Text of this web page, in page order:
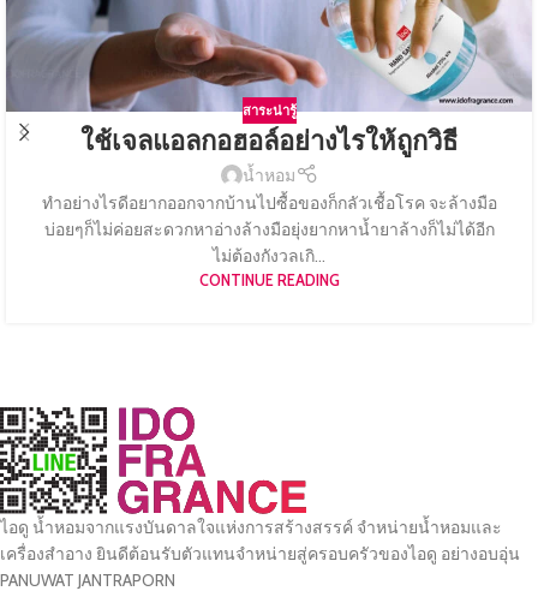
สาระน่ารู้
ใช้เจลแอลกอฮอล์อย่างไรให้ถูกวิธี
น้ำหอม
ทำอย่างไรดีอยากออกจากบ้านไปซื้อของก็กลัวเชื้อโรค จะล้างมือ
บ่อยๆก็ไม่ค่อยสะดวกหาอ่างล้างมือยุ่งยากหาน้ำยาล้างก็ไม่ได้อีก
ไม่ต้องกังวลเกิ...
CONTINUE READING
ไอดู น้ำหอมจากแรงบันดาลใจแห่งการสร้างสรรค์ จำหน่ายน้ำหอมและ
เครื่องสำอาง ยินดีต้อนรับตัวแทนจำหน่ายสู่ครอบครัวของไอดู อย่างอบอุ่น
PANUWAT JANTRAPORN